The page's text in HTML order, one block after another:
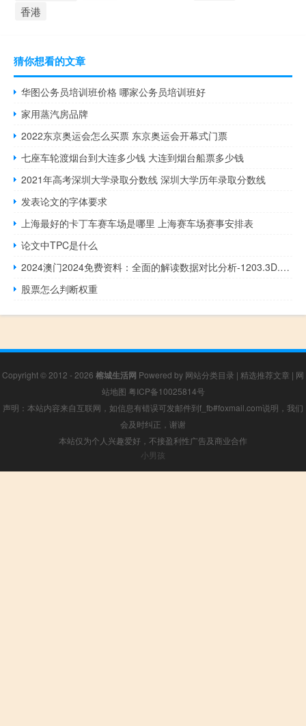
香港
猜你想看的文章
华图公务员培训班价格 哪家公务员培训班好
家用蒸汽房品牌
2022东京奥运会怎么买票 东京奥运会开幕式门票
七座车轮渡烟台到大连多少钱 大连到烟台船票多少钱
2021年高考深圳大学录取分数线 深圳大学历年录取分数线
发表论文的字体要求
上海最好的卡丁车赛车场是哪里 上海赛车场赛事安排表
论文中TPC是什么
2024澳门2024免费资料：全面的解读数据对比分析-1203.3D.A52
股票怎么判断权重
Copyright © 2012 - 2026 榕城生活网 Powered by 网站分类目录 | 精选推荐文章 | 网
站地图 粤ICP备10025814号
声明：本站内容来自互联网，如信息有错误可发邮件到f_fb#foxmail.com说明，我们
会及时纠正，谢谢
本站仅为个人兴趣爱好，不接盈利性广告及商业合作
小男孩